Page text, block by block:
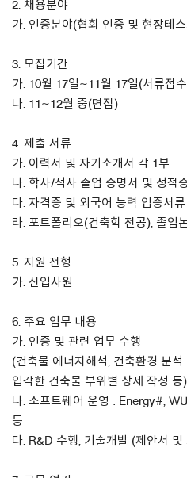
About Us
Customer Service
Article Proposals
2. 채용분야
가. 인증분야(협회 인증 및 현장테
3. 모집기간
가. 10월 17일~11월 17일(서류접
나. 11~12월 중(면접)
4. 제출 서류
가. 이력서 및 자기소개서 각 1부
나. 학사/석사 졸업 증명서 및 성적
다. 자격증 및 외국어 능력 입증서류
라. 포트폴리오(건축학 전공), 졸업
5. 지원 전형
가. 신입사원
6. 주요 업무 내용
가. 인증 및 관련 업무 수행
(건축물 에너지해석, 건축환경 분석
입각한 건축물 부위별 상세 작성 등)
나. 소프트웨어 운영 : Energy#,
등
다. R&D 수행, 기술개발 (제안서